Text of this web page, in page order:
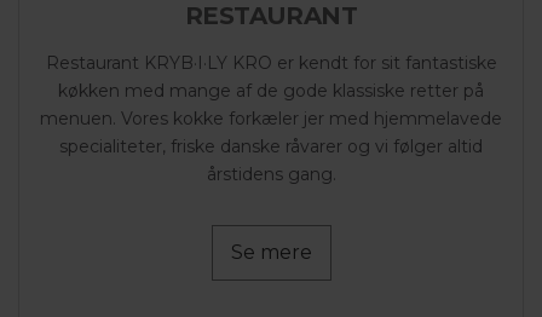
RESTAURANT
Restaurant KRYB·I·LY KRO er kendt for sit fantastiske
køkken med mange af de gode klassiske retter på
menuen. Vores kokke forkæler jer med hjemmelavede
specialiteter, friske danske råvarer og vi følger altid
årstidens gang.
Se mere